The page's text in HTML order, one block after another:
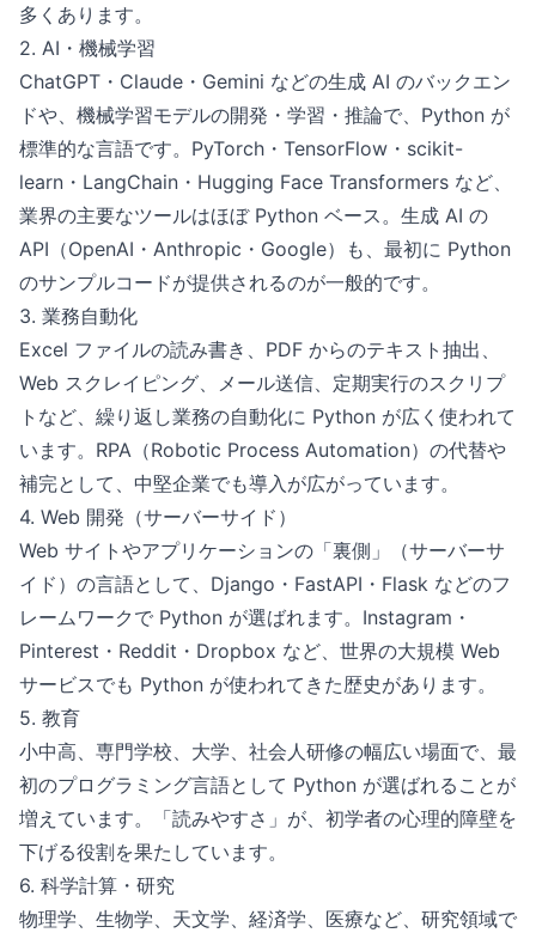
多くあります。
2. AI・機械学習
ChatGPT・Claude・Gemini などの生成 AI のバックエン
ドや、機械学習モデルの開発・学習・推論で、Python が
標準的な言語です。PyTorch・TensorFlow・scikit-
learn・LangChain・Hugging Face Transformers など、
業界の主要なツールはほぼ Python ベース。生成 AI の
API（OpenAI・Anthropic・Google）も、最初に Python
のサンプルコードが提供されるのが一般的です。
3. 業務自動化
Excel ファイルの読み書き、PDF からのテキスト抽出、
Web スクレイピング、メール送信、定期実行のスクリプ
トなど、繰り返し業務の自動化に Python が広く使われて
います。RPA（Robotic Process Automation）の代替や
補完として、中堅企業でも導入が広がっています。
4. Web 開発（サーバーサイド）
Web サイトやアプリケーションの「裏側」（サーバーサ
イド）の言語として、Django・FastAPI・Flask などのフ
レームワークで Python が選ばれます。Instagram・
Pinterest・Reddit・Dropbox など、世界の大規模 Web
サービスでも Python が使われてきた歴史があります。
5. 教育
小中高、専門学校、大学、社会人研修の幅広い場面で、最
初のプログラミング言語として Python が選ばれることが
増えています。「読みやすさ」が、初学者の心理的障壁を
下げる役割を果たしています。
6. 科学計算・研究
物理学、生物学、天文学、経済学、医療など、研究領域で